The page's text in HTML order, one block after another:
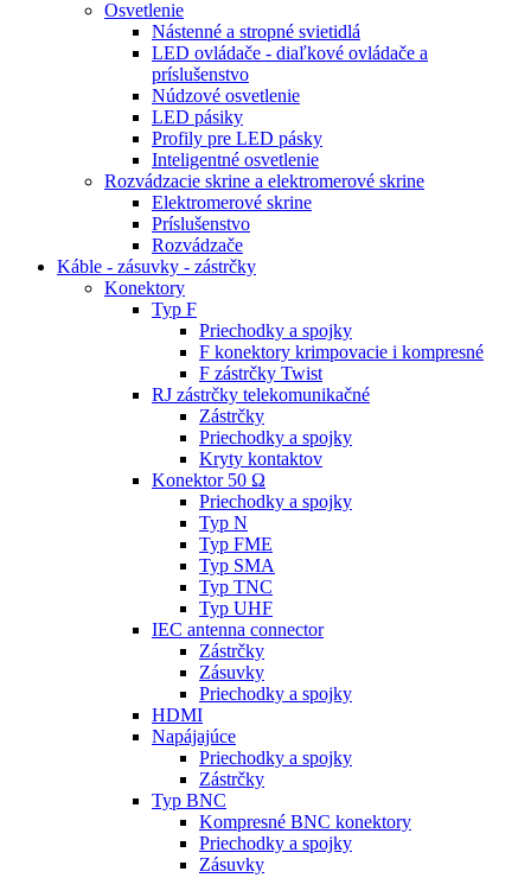
Osvetlenie
Nástenné a stropné svietidlá
LED ovládače - diaľkové ovládače a
príslušenstvo
Núdzové osvetlenie
LED pásiky
Profily pre LED pásky
Inteligentné osvetlenie
Rozvádzacie skrine a elektromerové skrine
Elektromerové skrine
Príslušenstvo
Rozvádzače
Káble - zásuvky - zástrčky
Konektory
Typ F
Priechodky a spojky
F konektory krimpovacie i kompresné
F zástrčky Twist
RJ zástrčky telekomunikačné
Zástrčky
Priechodky a spojky
Kryty kontaktov
Konektor 50 Ω
Priechodky a spojky
Typ N
Typ FME
Typ SMA
Typ TNC
Typ UHF
IEC antenna connector
Zástrčky
Zásuvky
Priechodky a spojky
HDMI
Napájajúce
Priechodky a spojky
Zástrčky
Typ BNC
Kompresné BNC konektory
Priechodky a spojky
Zásuvky